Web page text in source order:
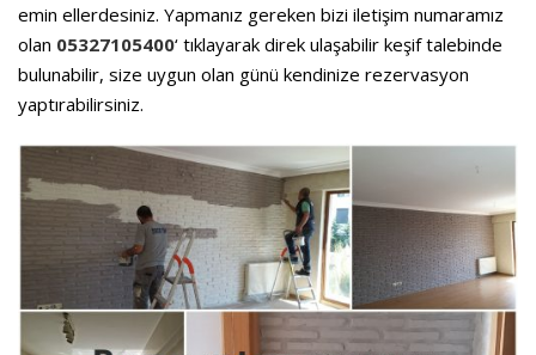
emin ellerdesiniz. Yapmanız gereken bizi iletişim numaramız
olan 05327105400‘ tıklayarak direk ulaşabilir keşif talebinde
bulunabilir, size uygun olan günü kendinize rezervasyon
yaptırabilirsiniz.